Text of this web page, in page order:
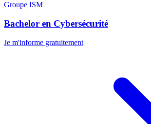
Groupe ISM
Bachelor en Cybersécurité
Je m'informe gratuitement